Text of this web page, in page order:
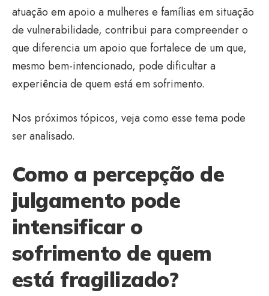
atuação em apoio a mulheres e famílias em situação
de vulnerabilidade, contribui para compreender o
que diferencia um apoio que fortalece de um que,
mesmo bem-intencionado, pode dificultar a
experiência de quem está em sofrimento.
Nos próximos tópicos, veja como esse tema pode
ser analisado.
Como a percepção de
julgamento pode
intensificar o
sofrimento de quem
está fragilizado?